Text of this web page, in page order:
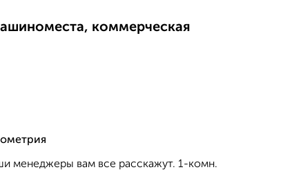
коммерческая
менеджеры вам все расскажут. 1-комн.